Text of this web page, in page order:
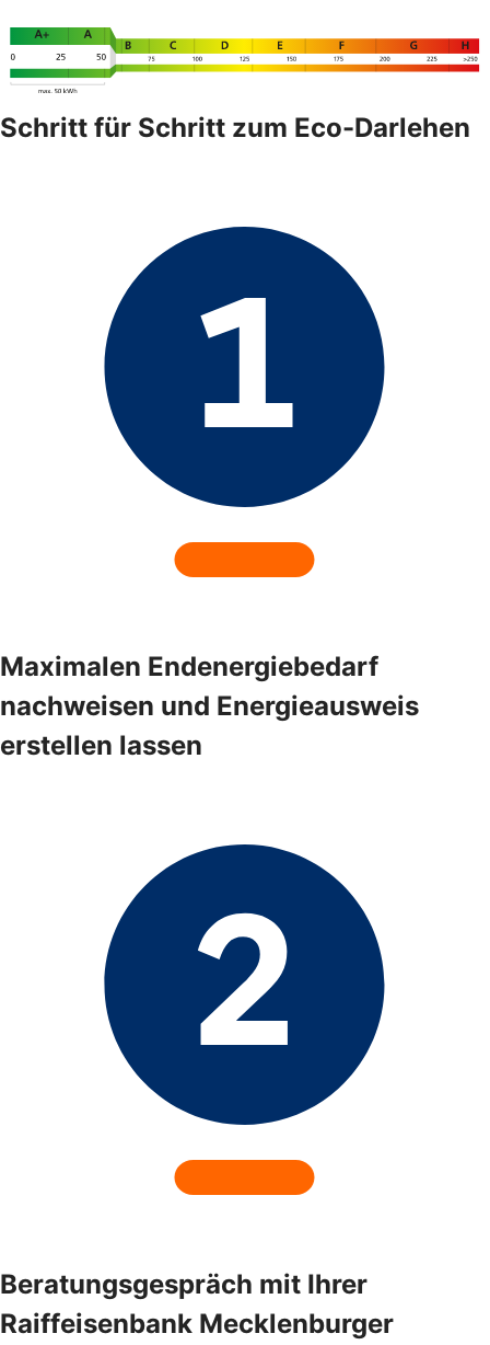
Schritt für Schritt zum Eco-Darlehen
Maximalen Endenergiebedarf
nachweisen und Energieausweis
erstellen lassen
Beratungsgespräch mit Ihrer
Raiffeisenbank Mecklenburger